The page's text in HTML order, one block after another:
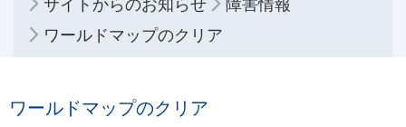
ワールドマップのクリア
ワールドマップのクリア